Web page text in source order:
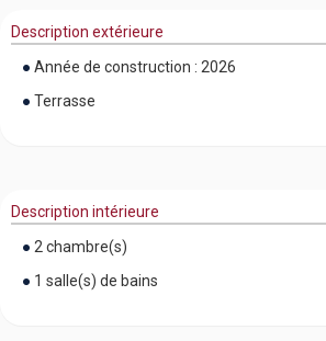
Description extérieure
Année de construction : 2026
Terrasse
Description intérieure
2 chambre(s)
1 salle(s) de bains